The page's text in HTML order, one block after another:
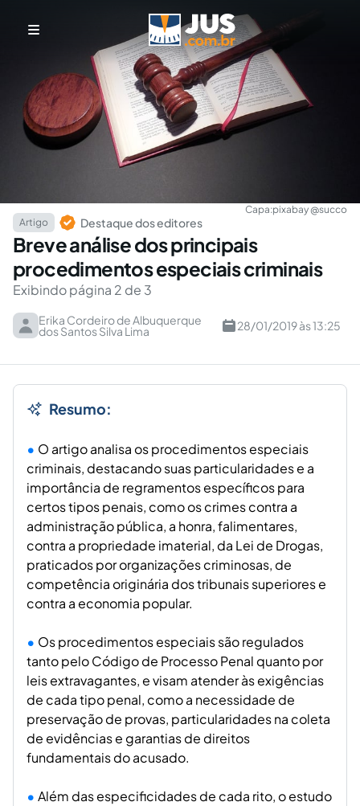
Capa:pixabay @succo
Artigo
Destaque dos editores
Breve análise dos principais
procedimentos especiais criminais
Exibindo página 2 de 3
Erika Cordeiro de Albuquerque
dos Santos Silva Lima 28/01/2019 às 13:25
Resumo:
O artigo analisa os procedimentos especiais
criminais, destacando suas particularidades e a
importância de regramentos específicos para
certos tipos penais, como os crimes contra a
administração pública, a honra, falimentares,
contra a propriedade imaterial, da Lei de Drogas,
praticados por organizações criminosas, de
competência originária dos tribunais superiores e
contra a economia popular.
Os procedimentos especiais são regulados
tanto pelo Código de Processo Penal quanto por
leis extravagantes, e visam atender às exigências
de cada tipo penal, como a necessidade de
preservação de provas, particularidades na coleta
de evidências e garantias de direitos
fundamentais do acusado.
Além das especificidades de cada rito, o estudo